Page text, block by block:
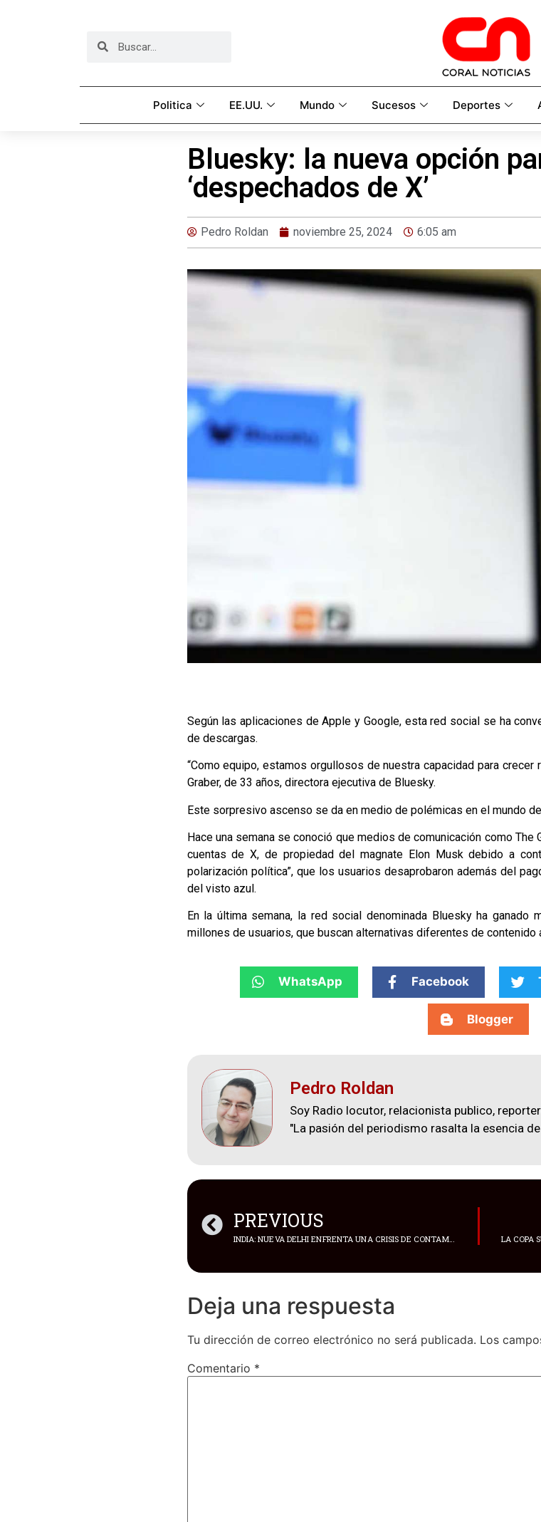
Politica EE.UU. Mundo Sucesos Deportes
Bluesky: la nueva opción
‘despechados de X’
Pedro Roldan noviembre 25, 2024 6:05 am
Según las aplicaciones de Apple y Google, esta red social se ha
de descargas.
“Como equipo, estamos orgullosos de nuestra capacidad para
Graber, de 33 años, directora ejecutiva de Bluesky.
Este sorpresivo ascenso se da en medio de polémicas en el mundo
Hace una semana se conoció que medios de comunicación como The
cuentas de X, de propiedad del magnate Elon Musk debido a
polarización política”, que los usuarios desaprobaron además del
del visto azul.
En la última semana, la red social denominada Bluesky ha
millones de usuarios, que buscan alternativas diferentes de contenido
WhatsApp Facebook
Blogger
Pedro Roldan
Soy Radio locutor, relacionista publico,
"La pasión del periodismo rasalta la esencia
PREVIOUS
INDIA: NUEVA DELHI ENFRENTA UNA CRISIS DE CONTAMINACIÓN SIN PRECEDENTES
Deja una respuesta
Tu dirección de correo electrónico no será publicada. Los
Comentario *